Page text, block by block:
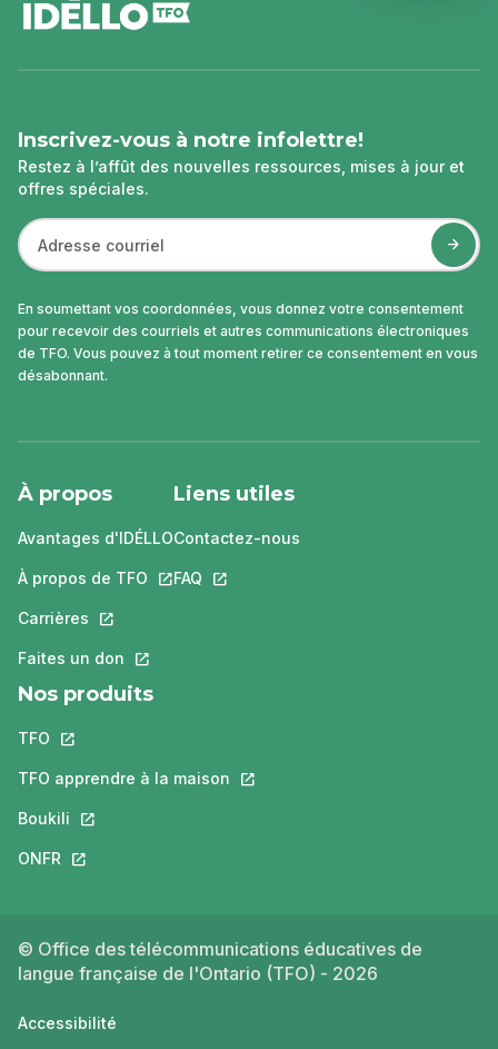
de
page
Inscrivez-vous à notre infolettre!
Restez à l’affût des nouvelles ressources, mises à jour et
offres spéciales.
En soumettant vos coordonnées, vous donnez votre consentement
pour recevoir des courriels et autres communications électroniques
de TFO. Vous pouvez à tout moment retirer ce consentement en vous
désabonnant.
À propos
Avantages d'IDÉLLO
À propos de TFO Ce lien s'ouvrira dans un nouvel onglet.
Carrières Ce lien s'ouvrira dans un nouvel onglet.
Faites un don Ce lien s'ouvrira dans un nouvel onglet.
Liens utiles
Contactez-nous
FAQ Ce lien s'ouvrira dans un nouvel
Nos produits
TFO Ce lien s'ouvrira dans un nouvel onglet.
TFO apprendre à la maison Ce lien s'ouvrira dans un nouvel
Boukili Ce lien s'ouvrira dans un nouvel onglet.
ONFR Ce lien s'ouvrira dans un nouvel onglet.
© Office des télécommunications éducatives de
langue française de l'Ontario (TFO) - 2026
Accessibilité